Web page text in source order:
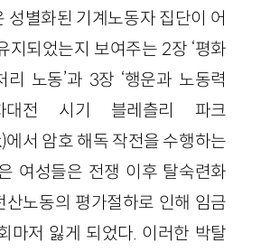
성별화된 기계노동자 집단이 어
지되었는지 보여주는 2장 ‘평화
리 노동’과 3장 ‘행운과 노동력
대전 시기 블레츨리 파크
서 암호 해독 작전을 수행하는
여성들은 전쟁 이후 탈숙련화
노동의 평가절하로 인해 임금
마저 잃게 되었다. 이러한 박탈